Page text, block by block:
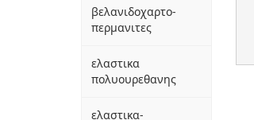
βελανιδοχαρτο-
περμανιτες
ελαστικα
πολυουρεθανης
ελαστικα-